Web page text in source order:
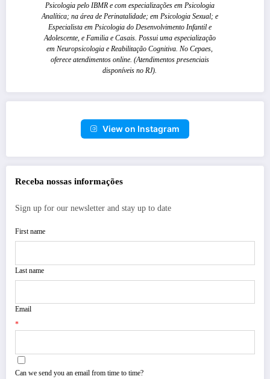
Psicologia pelo IBMR e com especializações em Psicologia
Analítica; na área de Perinatalidade; em Psicologia Sexual; e
Especialista em Psicologia do Desenvolvimento Infantil e
Adolescente, e Familia e Casais. Possui uma especialização
em Neuropsicologia e Reabilitação Cognitiva. No Cepaes,
oferece atendimentos online. (Atendimentos presenciais
disponíveis no RJ).
View on Instagram
Receba nossas informações
Sign up for our newsletter and stay up to date
First name
Last name
Email
*
Can we send you an email from time to time?